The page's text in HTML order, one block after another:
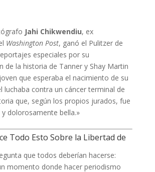
Jahi Chikwendiu, ex
Washington Post, ganó el Pulitzer de
especiales por su
de la historia de Tanner y Shay Martin
que esperaba el nacimiento de su
luchaba contra un cáncer terminal de
que, según los propios jurados, fue
dolorosamente bella.»
Todo Esto Sobre la Libertad de
que todos deberían hacerse:
momento donde hacer periodismo